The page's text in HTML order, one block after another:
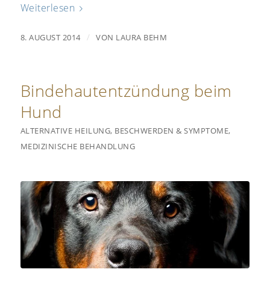
Weiterlesen
8. AUGUST 2014 / VON LAURA BEHM
Bindehautentzündung beim
Hund
ALTERNATIVE HEILUNG, BESCHWERDEN & SYMPTOME,
MEDIZINISCHE BEHANDLUNG